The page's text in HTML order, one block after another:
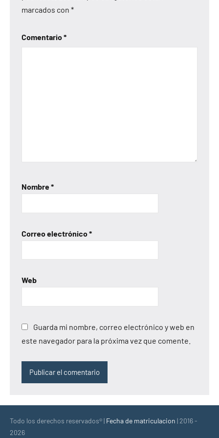
marcados con *
Comentario*
Nombre*
Correo electrónico*
Web
Guarda mi nombre, correo electrónico y web en
este navegador para la próxima vez que comente.
Todo los derechos reservados® | Fecha de matriculacion | 2016 -
2026